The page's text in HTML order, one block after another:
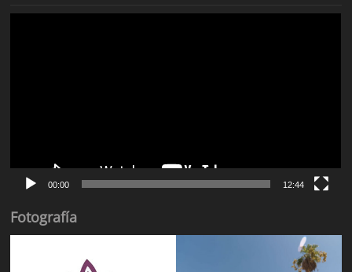
00:00 12:44
Fotografía